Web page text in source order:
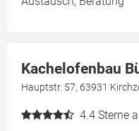
Kachelofenbau
Hauptstr. 57, 63931
4.4 Sterne